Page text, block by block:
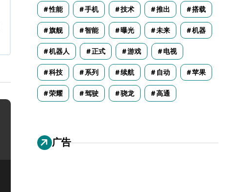
性能 手机 技术 推出 搭载
旗舰 智能 曝光 未来 机器
机器人 正式 游戏 电视
科技 系列 续航 自动 苹果
荣耀 驾驶 骁龙 高通
广告